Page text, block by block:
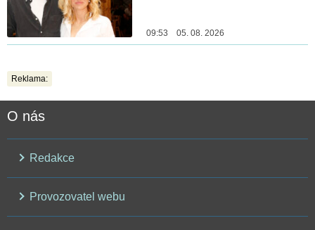
09:53 05. 08. 2026
Reklama:
O nás
Redakce
Provozovatel webu